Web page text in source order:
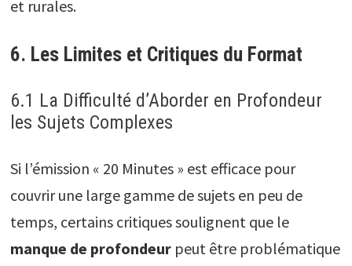
et rurales.
6. Les Limites et Critiques du Format
6.1 La Difficulté d’Aborder en Profondeur
les Sujets Complexes
Si l’émission « 20 Minutes » est efficace pour
couvrir une large gamme de sujets en peu de
temps, certains critiques soulignent que le
manque de profondeurpeut être problématique